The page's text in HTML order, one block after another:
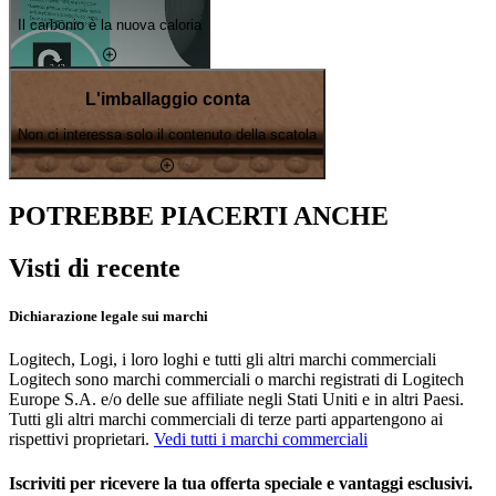
Il carbonio è la nuova caloria
L'imballaggio conta
Non ci interessa solo il contenuto della scatola
POTREBBE PIACERTI ANCHE
Visti di recente
Dichiarazione legale sui marchi
Logitech, Logi, i loro loghi e tutti gli altri marchi commerciali
Logitech sono marchi commerciali o marchi registrati di Logitech
Europe S.A. e/o delle sue affiliate negli Stati Uniti e in altri Paesi.
Tutti gli altri marchi commerciali di terze parti appartengono ai
rispettivi proprietari. Vedi tutti i marchi commerciali
Iscriviti per ricevere la tua offerta speciale e vantaggi esclusivi.